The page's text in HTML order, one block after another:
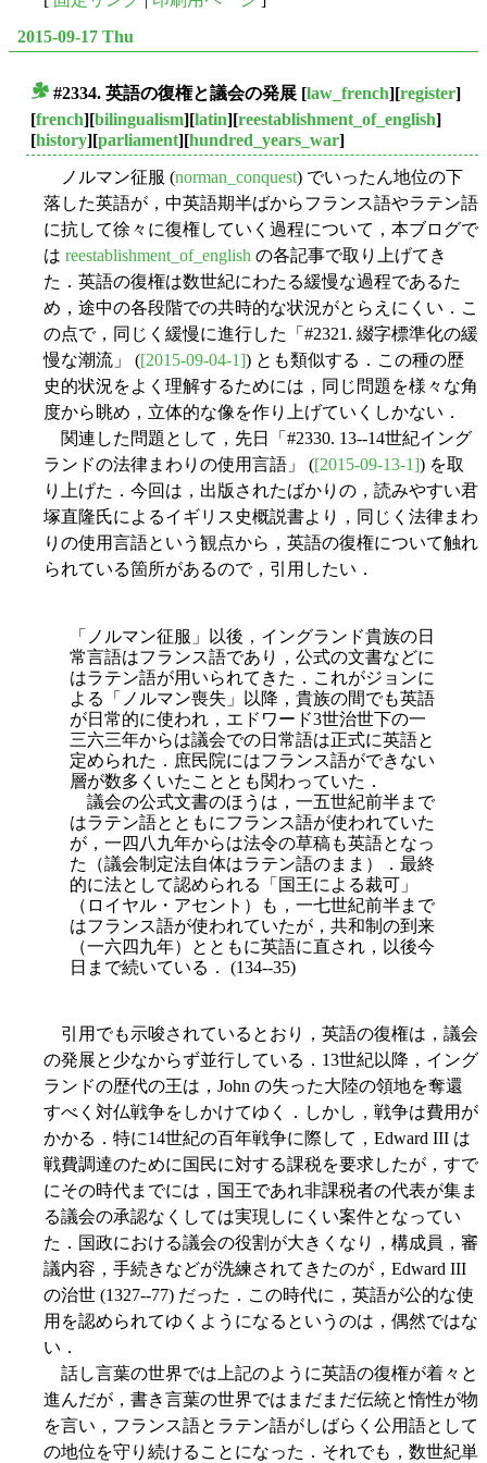
2015-09-17 Thu
#2334. 英語の復権と議会の発展 [law_french][register]
[french][bilingualism][latin][reestablishment_of_english]
[history][parliament][hundred_years_war]
ノルマン征服 (norman_conquest) でいったん地位の下
落した英語が，中英語期半ばからフランス語やラテン語
に抗して徐々に復権していく過程について，本ブログで
は reestablishment_of_english の各記事で取り上げてき
た．英語の復権は数世紀にわたる緩慢な過程であるた
め，途中の各段階での共時的な状況がとらえにくい．こ
の点で，同じく緩慢に進行した「#2321. 綴字標準化の緩
慢な潮流」 ([2015-09-04-1]) とも類似する．この種の歴
史的状況をよく理解するためには，同じ問題を様々な角
度から眺め，立体的な像を作り上げていくしかない．
関連した問題として，先日「#2330. 13--14世紀イング
ランドの法律まわりの使用言語」 ([2015-09-13-1]) を取
り上げた．今回は，出版されたばかりの，読みやすい君
塚直隆氏によるイギリス史概説書より，同じく法律まわ
りの使用言語という観点から，英語の復権について触れ
られている箇所があるので，引用したい．
「ノルマン征服」以後，イングランド貴族の日
常言語はフランス語であり，公式の文書などに
はラテン語が用いられてきた．これがジョンに
よる「ノルマン喪失」以降，貴族の間でも英語
が日常的に使われ，エドワード3世治世下の一
三六三年からは議会での日常語は正式に英語と
定められた．庶民院にはフランス語ができない
層が数多くいたこととも関わっていた．
議会の公式文書のほうは，一五世紀前半まで
はラテン語とともにフランス語が使われていた
が，一四八九年からは法令の草稿も英語となっ
た（議会制定法自体はラテン語のまま）．最終
的に法として認められる「国王による裁可」
（ロイヤル・アセント）も，一七世紀前半まで
はフランス語が使われていたが，共和制の到来
（一六四九年）とともに英語に直され，以後今
日まで続いている． (134--35)
引用でも示唆されているとおり，英語の復権は，議会
の発展と少なからず並行している．13世紀以降，イング
ランドの歴代の王は，John の失った大陸の領地を奪還
すべく対仏戦争をしかけてゆく．しかし，戦争は費用が
かかる．特に14世紀の百年戦争に際して，Edward III は
戦費調達のために国民に対する課税を要求したが，すで
にその時代までには，国王であれ非課税者の代表が集ま
る議会の承認なくしては実現しにくい案件となってい
た．国政における議会の役割が大きくなり，構成員，審
議内容，手続きなどが洗練されてきたのが，Edward III
の治世 (1327--77) だった．この時代に，英語が公的な使
用を認められてゆくようになるというのは，偶然ではな
い．
話し言葉の世界では上記のように英語の復権が着々と
進んだが，書き言葉の世界ではまだまだ伝統と惰性が物
を言い，フランス語とラテン語がしばらく公用語として
の地位を守り続けることになった．それでも，数世紀単